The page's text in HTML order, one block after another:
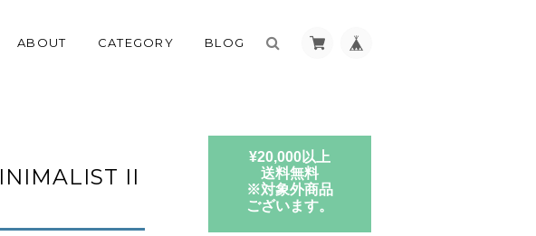
ABOUT CATEGORY BLOG
II
¥20,000以上
送料無料
※対象外商品
ございます。